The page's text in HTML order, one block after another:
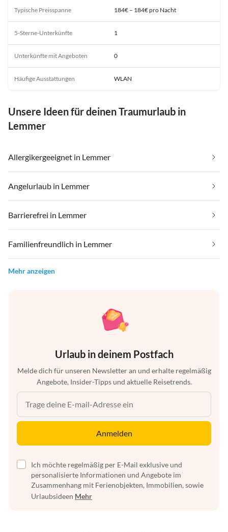
Typische Preisspanne 184€ – 184€ pro Nacht
5-Sterne-Unterkünfte 1
Unterkünfte mit Angeboten 0
Häufige Ausstattungen WLAN
Unsere Ideen für deinen Traumurlaub in
Lemmer
Allergikergeeignet in Lemmer
Angelurlaub in Lemmer
Barrierefrei in Lemmer
Familienfreundlich in Lemmer
Mehr anzeigen
Urlaub in deinem Postfach
Melde dich für unseren Newsletter an und erhalte regelmäßig
Angebote, Insider-Tipps und aktuelle Reisetrends.
Anmelden
Ich möchte regelmäßig per E-Mail exklusive und
personalisierte Informationen und Angebote im
Zusammenhang mit Ferienobjekten, Immobilien, sowie
Urlaubsideen Mehr